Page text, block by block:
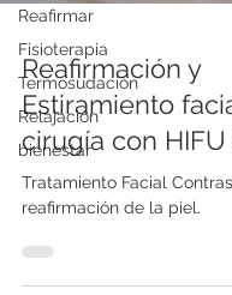
Reafirmar
Fisioterapia
Termosudación
Relajación
bienestar
Reafirmación y
Estiramiento
cirugía con HIFU
Tratamiento Facial
reafirmación de la piel.